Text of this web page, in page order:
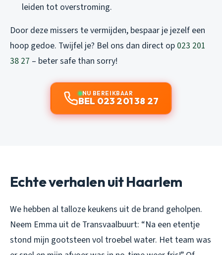
leiden tot overstroming.
Door deze missers te vermijden, bespaar je jezelf een
hoop gedoe. Twijfel je? Bel ons dan direct op 023 201
38 27 – beter safe than sorry!
NU BEREIKBAAR
BEL 023 201 38 27
Echte verhalen uit Haarlem
We hebben al talloze keukens uit de brand geholpen.
Neem Emma uit de Transvaalbuurt: “Na een etentje
stond mijn gootsteen vol troebel water. Het team was